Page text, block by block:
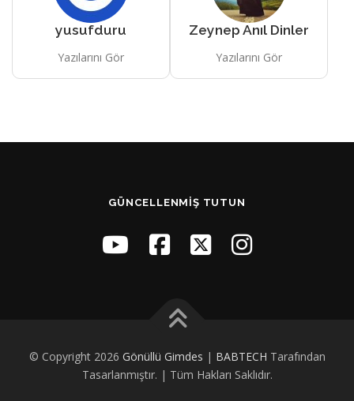
yusufduru
Yazılarını Gör
Zeynep Anıl Dinler
Yazılarını Gör
GÜNCELLENMIŞ TUTUN
© Copyright 2026 Gönüllü Gimdes | BABTECH Tarafından
Tasarlanmıştır. | Tüm Hakları Saklıdır.